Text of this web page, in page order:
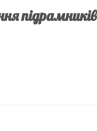
підрамників